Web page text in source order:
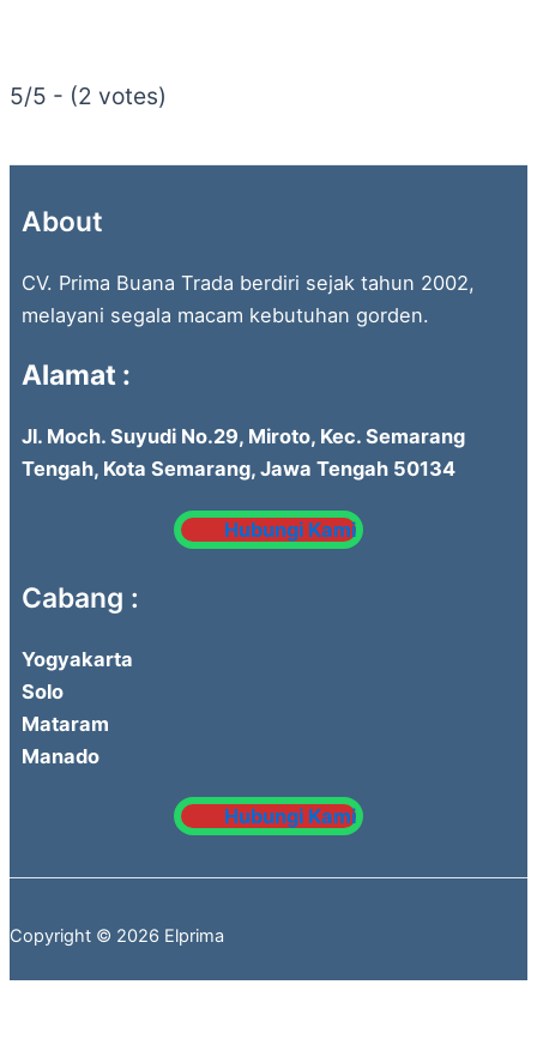
5/5 - (2 votes)
About
CV. Prima Buana Trada berdiri sejak tahun 2002,
melayani segala macam kebutuhan gorden.
Alamat :
Jl. Moch. Suyudi No.29, Miroto, Kec. Semarang
Tengah, Kota Semarang, Jawa Tengah 50134
Hubungi Kami
Cabang :
Yogyakarta
Solo
Mataram
Manado
Hubungi Kami
Copyright © 2026 Elprima